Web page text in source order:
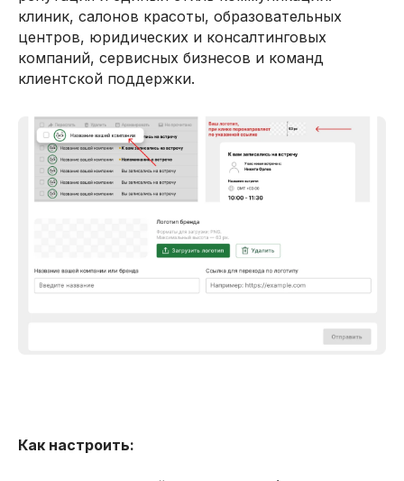
клиник, салонов красоты, образовательных
центров, юридических и консалтинговых
компаний, сервисных бизнесов и команд
клиентской поддержки.
Как настроить: